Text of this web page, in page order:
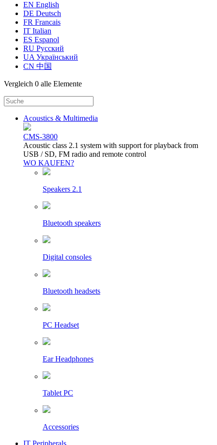
EN English
DE Deutsch
FR Francais
IT Italian
ES Espanol
RU Русский
UA Український
CN 中国
Vergleich 0 alle Elemente
Acoustics & Multimedia
CMS-3800
Acoustic class 2.1 system with support for playback from
USB / SD, FM radio and remote control
WO KAUFEN?
Speakers 2.1
Bluetooth speakers
Digital consoles
Bluetooth headsets
PC Headset
Ear Headphones
Tablet PC
Accessories